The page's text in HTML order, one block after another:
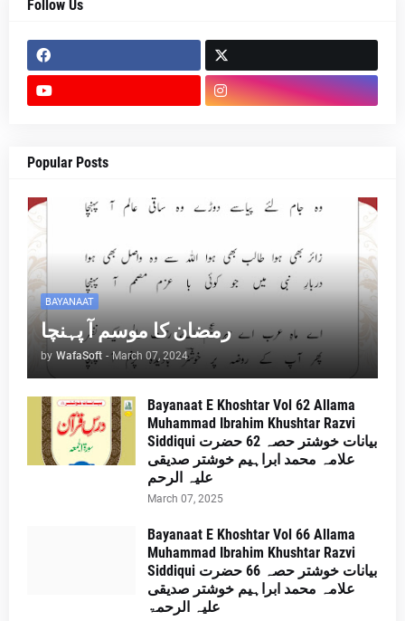
Follow Us
Popular Posts
BAYANAAT
رمضان کا موسم آ پہنچا
by WafaSoft - March 07, 2024
Bayanaat E Khoshtar Vol 62 Allama
Muhammad Ibrahim Khushtar Razvi
Siddiqui بیانات خوشتر حصہ 62 حضرت
علامہ محمد ابراہیم خوشتر صدیقی
علیہ الرحم
March 07, 2025
Bayanaat E Khoshtar Vol 66 Allama
Muhammad Ibrahim Khushtar Razvi
Siddiqui بیانات خوشتر حصہ 66 حضرت
علامہ محمد ابراہیم خوشتر صدیقی
علیہ الرحمۃ